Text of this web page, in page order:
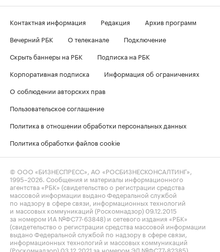
Контактная информация Редакция
Архив программ
Вечерний РБК
О телеканале
Подключение
Скрыть баннеры на РБК
Подписка на РБК
Корпоративная подписка
Информация об ограничениях
О соблюдении авторских прав
Пользовательское соглашение
Политика в отношении обработки персональных данных
Политика обработки файлов cookie
© ООО «БИЗНЕСПРЕСС», АО «РОСБИЗНЕСКОНСАЛТИНГ»,
1995–2026 . Сообщения и материалы информационного
агентства «РБК» (свидетельство о регистрации средства
массовой информации выдано Федеральной службой
по надзору в сфере связи, информационных технологий
и массовых коммуникаций (Роскомнадзор) 09.12.2015
за номером ИА №ФС77-63848) и сетевого издания «РБК»
(свидетельство о регистрации средства массовой информации
выдано Федеральной службой по надзору в сфере связи,
информационных технологий и массовых коммуникаций
(Роскомнадзор) 03.12.2021 за номером ЭЛ №ФС77-82385)